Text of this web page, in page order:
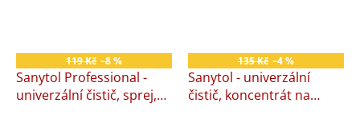
119 Kč –8 %
Sanytol Professional -
univerzální čistič, sprej,
135 Kč –4 %
Sanytol - univerzální
čistič, koncentrát na